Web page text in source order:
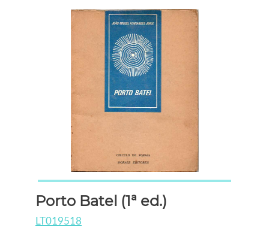
Porto Batel (1ª ed.)
LT019518